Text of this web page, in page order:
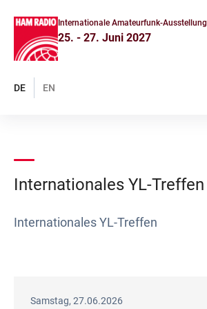
Internationale Amateurfunk-Ausstellung
25. - 27. Juni 2027
DE EN
Internationales YL-Treffen
Internationales YL-Treffen
Samstag, 27.06.2026